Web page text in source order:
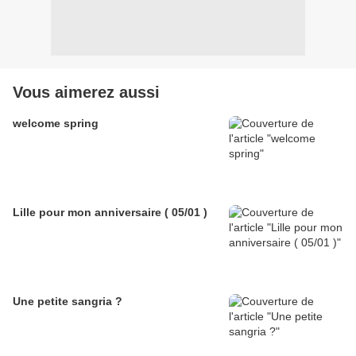
Vous aimerez aussi
welcome spring
Lille pour mon anniversaire ( 05/01 )
Une petite sangria ?